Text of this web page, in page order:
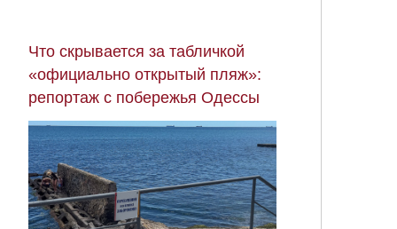
Что скрывается за табличкой
«официально открытый пляж»:
репортаж с побережья Одессы